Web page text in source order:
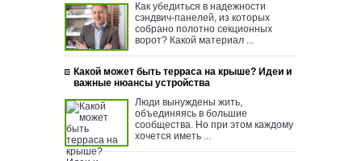
Как убедиться в надежности
сэндвич-панелей, из которых
собрано полотно секционных
ворот? Какой материал ...
Какой может быть терраса на крыше? Идеи и
важные нюансы устройства
Люди вынуждены жить,
объединяясь в большие
сообщества. Но при этом каждому
хочется иметь ...